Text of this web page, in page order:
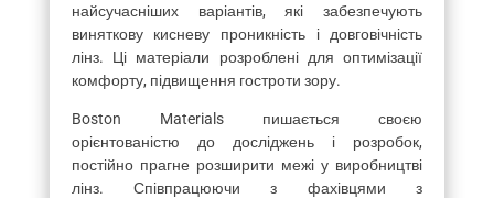
найсучасніших варіантів, які забезпечують
виняткову кисневу проникність і довговічність
лінз. Ці матеріали розроблені для оптимізації
комфорту, підвищення гостроти зору.
Boston Materials пишається своєю
орієнтованістю до досліджень і розробок,
постійно прагне розширити межі у виробництві
лінз. Співпрацюючи з фахівцями з